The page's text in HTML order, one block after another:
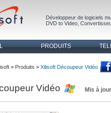
Développeur de logiciels
DVD to Video
PRODUITS
> Produits > Xilisoft Découpeur Vidéo
Vidéo Mis à